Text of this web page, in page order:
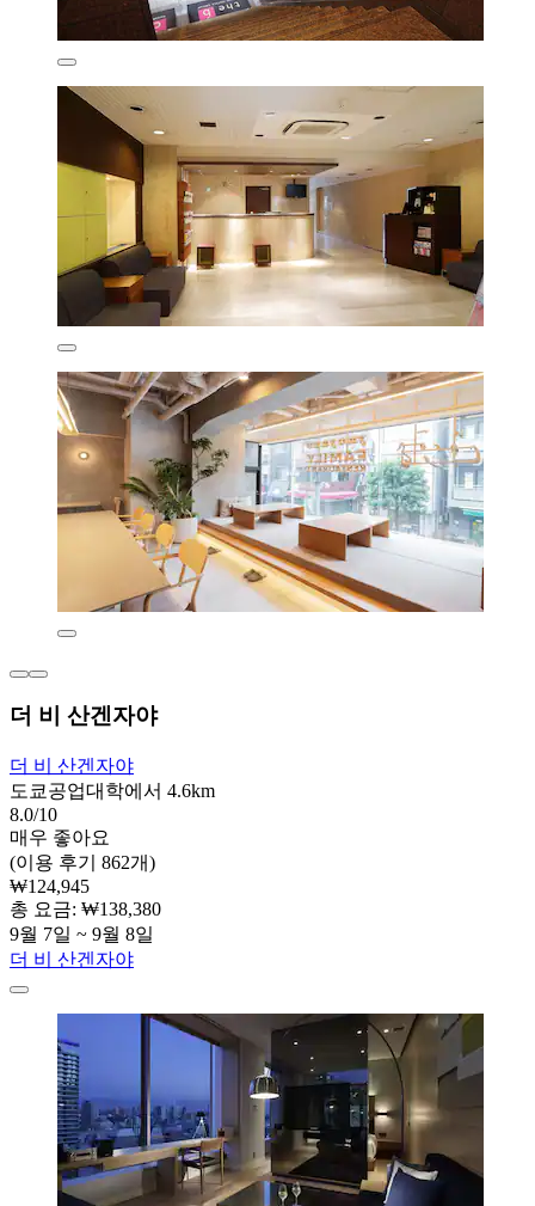
더 비 산겐자야
더 비 산겐자야
도쿄공업대학에서 4.6km
8.0/10
매우 좋아요
(이용 후기 862개)
₩124,945
총 요금: ₩138,380
9월 7일 ~ 9월 8일
더 비 산겐자야